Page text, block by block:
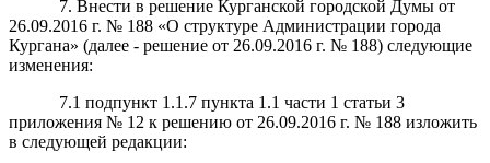
7. Внести в решение Курганской городской Думы от
26.09.2016 г. № 188 «О структуре Администрации города
Кургана» (далее - решение от 26.09.2016 г. № 188) следующие
изменения:
7.1 подпункт 1.1.7 пункта 1.1 части 1 статьи 3
приложения № 12 к решению от 26.09.2016 г. № 188 изложить
в следующей редакции: